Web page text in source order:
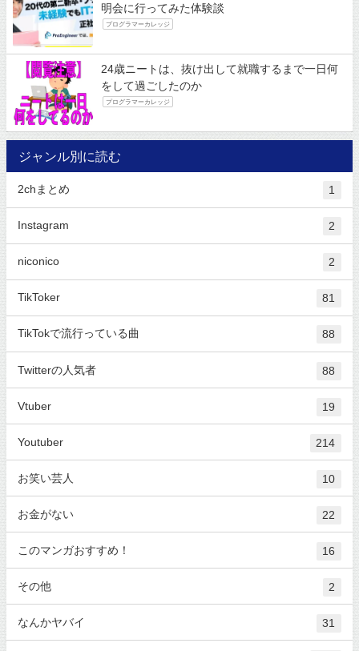
明会に行ってみた体験談
プログラマーカレッジ
24歳ニートは、抜け出して就職するまで一日何
をして過ごしたのか
プログラマーカレッジ
ジャンル別に読む
2chまとめ 1
Instagram 2
niconico 2
TikToker 81
TikTokで流行っている曲 88
Twitterの人気者 88
Vtuber 19
Youtuber 214
お笑い芸人 10
お金がない 22
このマンガおすすめ！ 16
その他 2
なんかヤバイ 31